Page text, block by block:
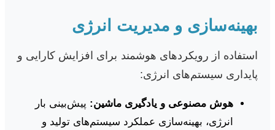
بهینه‌سازی و مدیریت انرژی
استفاده از رویکردهای هوشمند برای افزایش کارایی و
پایداری سیستم‌های انرژی:
هوش مصنوعی و یادگیری ماشین: پیش‌بینی بار
انرژی، بهینه‌سازی عملکرد سیستم‌های تولید و